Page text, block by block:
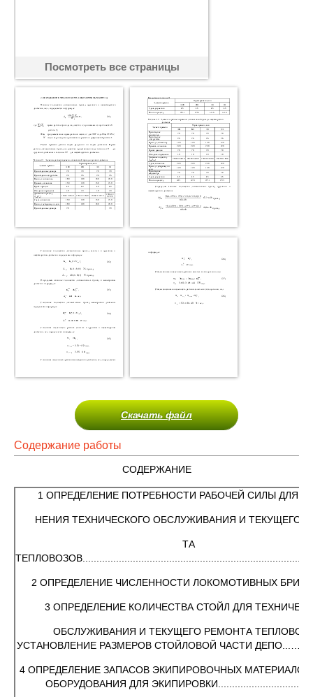
Посмотреть все страницы
Скачать файл
Содержание работы
СОДЕРЖАНИЕ
1 ОПРЕДЕЛЕНИЕ ПОТРЕБНОСТИ РАБОЧЕЙ СИЛЫ ДЛЯ
НЕНИЯ ТЕХНИЧЕСКОГО ОБСЛУЖИВАНИЯ И ТЕКУЩЕГО
ТА
2 ОПРЕДЕЛЕНИЕ ЧИСЛЕННОСТИ ЛОКОМОТИВНЫХ
3 ОПРЕДЕЛЕНИЕ КОЛИЧЕСТВА СТОЙЛ ДЛЯ
ОБСЛУЖИВАНИЯ И ТЕКУЩЕГО РЕМОНТА
УСТАНОВЛЕНИЕ РАЗМЕРОВ СТОЙЛОВОЙ ЧАСТИ
4 ОПРЕДЕЛЕНИЕ ЗАПАСОВ ЭКИПИРОВОЧНЫХ
ОБОРУДОВАНИЯ ДЛЯ